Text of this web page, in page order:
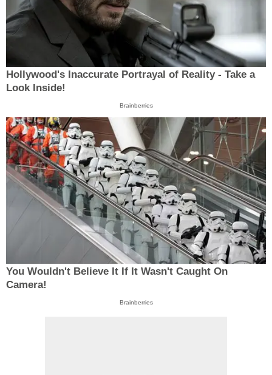
Hollywood's Inaccurate Portrayal of Reality - Take a
Look Inside!
Brainberries
You Wouldn't Believe It If It Wasn't Caught On
Camera!
Brainberries